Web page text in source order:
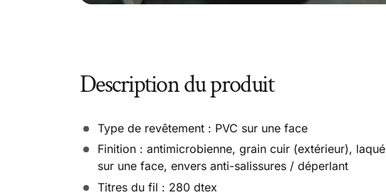
Description du produit
Type de revêtement : PVC sur une face
Finition : antimicrobienne, grain cuir (extérieur), laqué
sur une face, envers anti-salissures / déperlant
Titres du fil : 280 dtex